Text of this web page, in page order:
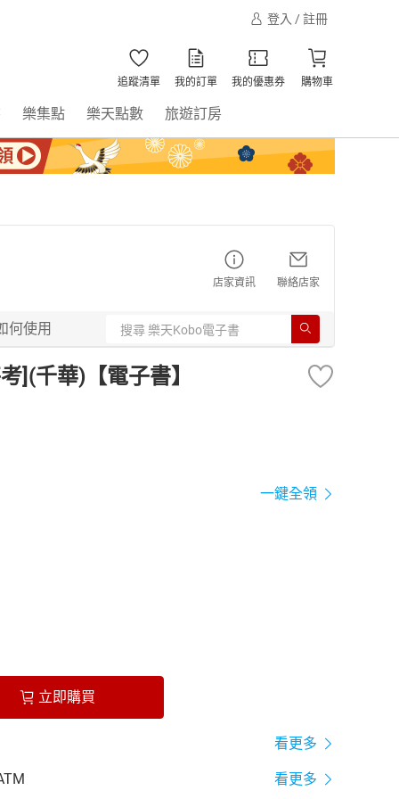
登入 / 註冊
追蹤清單 我的訂單 我的優惠券 購物車
樂集點 樂天點數 旅遊訂房
店家資訊 聯絡店家
何使用
](千華)【電子書】
一鍵全領
立即購買
看更多
看更多